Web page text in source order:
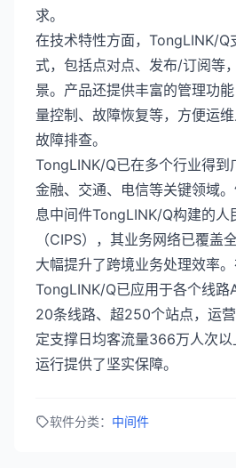
求。
在技术特性方面，TongLINK/Q
式，包括点对点、发布/订阅等
景。产品还提供丰富的管理功
量控制、故障恢复等，方便运
故障排查。
TongLINK/Q已在多个行业得到
金融、交通、电信等关键领域
息中间件TongLINK/Q构建的人
（CIPS），其业务网络已覆盖
大幅提升了跨境业务处理效率。
TongLINK/Q已应用于各个线路
20条线路、超250个站点，运
定支撑日均客流量366万人次
运行提供了坚实保障。
软件分类： 中间件